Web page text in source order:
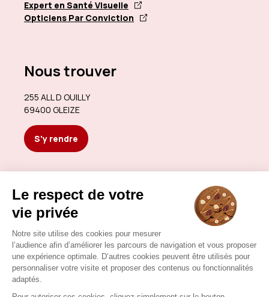
Expert en Santé Visuelle
Opticiens Par Conviction
Nous trouver
255 ALL D OUILLY
69400 GLEIZE
S'y rendre
Nous contacter
04 74 67 64 34
Nous contacter